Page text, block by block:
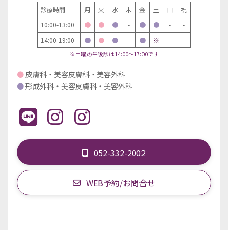
診療時間 月 火 水 木 金 土 日
祝
10:00-13:00
● ● ● - ● ● -
-
14:00-19:00
● ● ● - ● ※ - -
※土曜の午後診は14:00～17:00です
●皮膚科・美容皮膚科・美容外科
●形成外科・美容皮膚科・美容外科
052-332-2002
WEB予約/お問合せ